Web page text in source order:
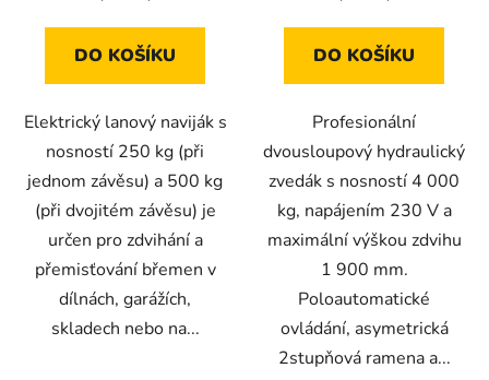
hvězdiček.
DO KOŠÍKU
Elektrický lanový naviják s
nosností 250 kg (při
jednom závěsu) a 500 kg
(při dvojitém závěsu) je
určen pro zdvihání a
přemisťování břemen v
dílnách, garážích,
skladech nebo na...
DO KOŠÍKU
Profesionální
dvousloupový hydraulický
zvedák s nosností 4 000
kg, napájením 230 V a
maximální výškou zdvihu
1 900 mm.
Poloautomatické
ovládání, asymetrická
2stupňová ramena a...